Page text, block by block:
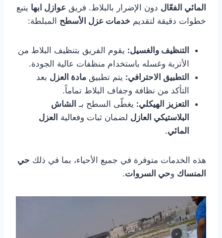
المائي الفعّال دون الإضرار بالبلاط. فريق عوازل ابها يتبع
خطوات دقيقة لتقديم خدمات عزل الأسطح المبلطة:
التنظيف والغسيل: يقوم الفريق بتنظيف البلاط من
الأتربة وغسله باستخدام منظفات عالية الجودة.
التطبيق الاحترافي: يتم تطبيق مادة العزل بعد
التأكد من نظافة وجفاف البلاط تماماً.
التعزيز الهيكلي: يغطّى السطح بـ الشاش
البلاستيكي العازل لضمان ثبات وفعالية العزل
المائي.
هذه الخدمات متوفرة في جميع الأحياء، بما في ذلك حي
المنساك وحي السروات.